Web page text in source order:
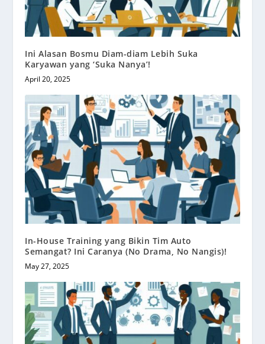
Ini Alasan Bosmu Diam-diam Lebih Suka
Karyawan yang ‘Suka Nanya’!
April 20, 2025
In-House Training yang Bikin Tim Auto
Semangat? Ini Caranya (No Drama, No Nangis)!
May 27, 2025